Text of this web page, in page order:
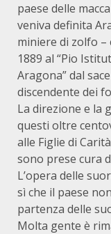
paese delle
veniva definita
miniere di zolfo –
1889 al “Pio
Aragona” dal
discendente dei
La direzione e la
questi oltre
alle Figlie di
sono prese cura
L’opera delle
sì che il paese
partenza delle
Molta gente è